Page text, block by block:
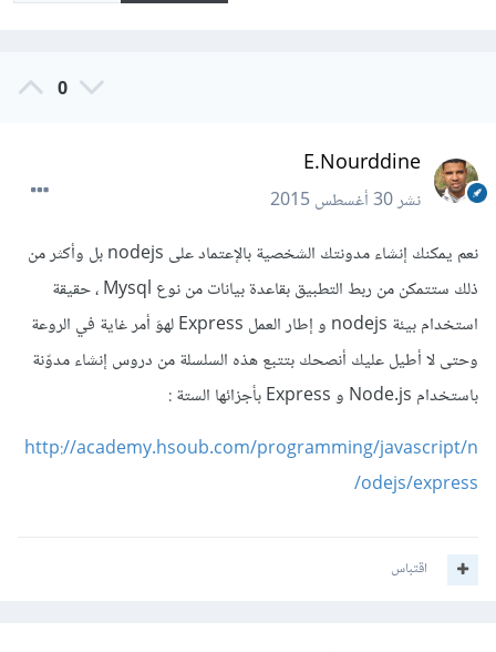
0
E.Nourddine
نشر30 أغسطس 2015
نعم يمكنك إنشاء مدونتك الشخصية بالإعتماد على nodejs بل وأكثر من
ذلك ستتمكن من ربط التطبيق بقاعدة بيانات من نوع Mysql ، حقيقة
استخدام بيئة nodejs و إطار العمل Express لهوَ أمر غاية في الروعة
وحتى لا أطيل عليك أنصحك بتتبع هذه السلسلة من دروس إنشاء مدوّنة
باستخدام Node.js و Express بأجزائها الستة :
http://academy.hsoub.com/programming/javascript/n
odejs/express/
اقتباس